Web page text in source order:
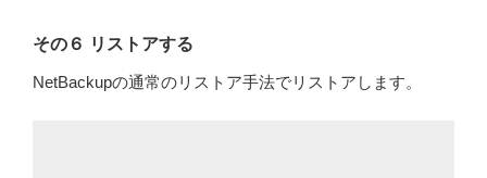
その６ リストアする
NetBackupの通常のリストア手法でリストアします。